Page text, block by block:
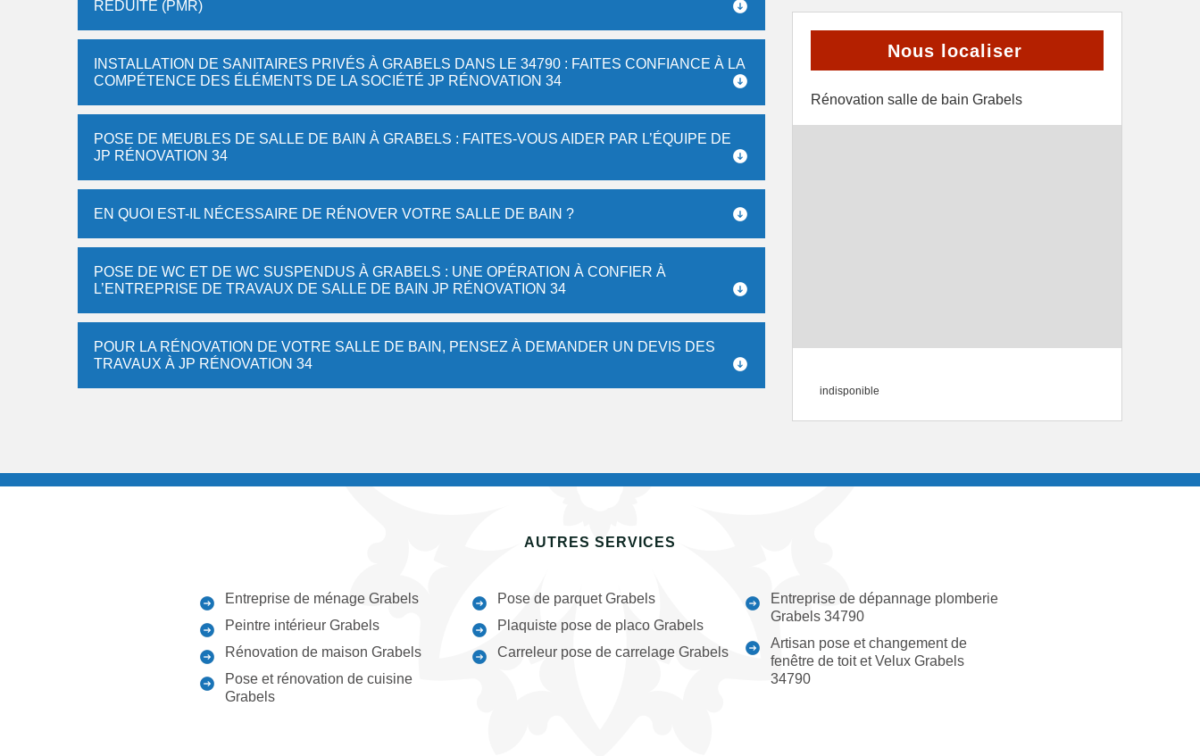
RÉDUITE (PMR)
INSTALLATION DE SANITAIRES PRIVÉS À GRABELS DANS LE 34790 : FAITES CONFIANCE À LA
COMPÉTENCE DES ÉLÉMENTS DE LA SOCIÉTÉ JP RÉNOVATION 34
POSE DE MEUBLES DE SALLE DE BAIN À GRABELS : FAITES-VOUS AIDER PAR L’ÉQUIPE DE
JP RÉNOVATION 34
EN QUOI EST-IL NÉCESSAIRE DE RÉNOVER VOTRE SALLE DE BAIN ?
POSE DE WC ET DE WC SUSPENDUS À GRABELS : UNE OPÉRATION À CONFIER À
L’ENTREPRISE DE TRAVAUX DE SALLE DE BAIN JP RÉNOVATION 34
POUR LA RÉNOVATION DE VOTRE SALLE DE BAIN, PENSEZ À DEMANDER UN DEVIS DES
TRAVAUX À JP RÉNOVATION 34
Nous localiser
Rénovation salle de bain Grabels
indisponible
AUTRES SERVICES
Entreprise de ménage Grabels
Peintre intérieur Grabels
Rénovation de maison Grabels
Pose et rénovation de cuisine
Grabels
Pose de parquet Grabels
Plaquiste pose de placo Grabels
Carreleur pose de carrelage Grabels
Entreprise de dépannage plomberie
Grabels 34790
Artisan pose et changement de
fenêtre de toit et Velux Grabels
34790